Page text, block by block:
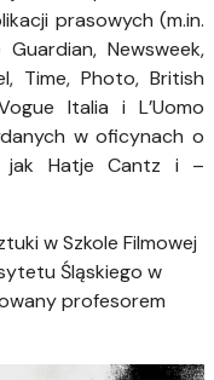
prasowych (m.in.
Newsweek,
Time, Photo, British
Italia i L’Uomo
w oficynach o
jak Hatje Cantz i –
w Szkole Filmowej
Śląskiego w
profesorem